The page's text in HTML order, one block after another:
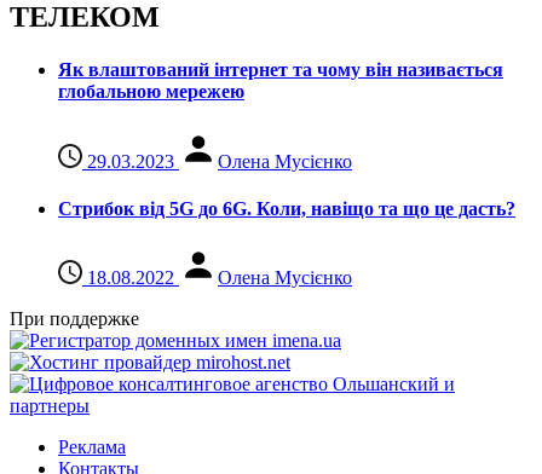
ТЕЛЕКОМ
Як влаштований інтернет та чому він називається
глобальною мережею
29.03.2023 Олена Мусієнко
Стрибок від 5G до 6G. Коли, навіщо та що це даcть?
18.08.2022
Олена Мусієнко
При поддержке
Реклама
Контакты